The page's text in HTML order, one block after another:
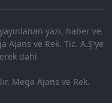
yazı, haber ve
Ajans ve Rek. Tic. A.Ş'ye
dahi
Mega Ajans ve Rek.